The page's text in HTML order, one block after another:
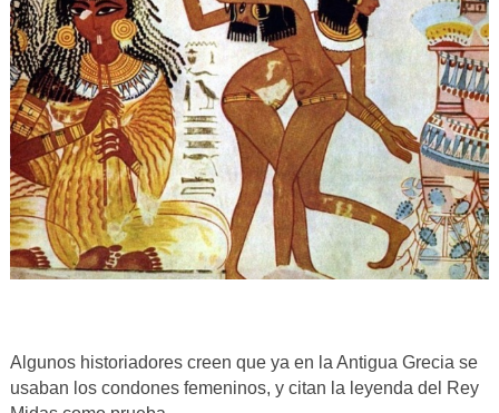
Algunos historiadores creen que ya en la Antigua Grecia se
usaban los condones femeninos, y citan la leyenda del Rey